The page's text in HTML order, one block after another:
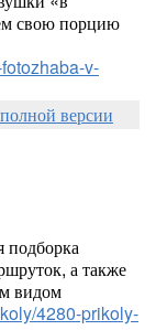
свою порцию
v-
версии
подборка
а также
видом
4280-prikoly-